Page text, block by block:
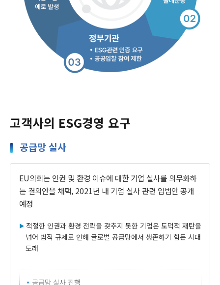
고객사의 ESG경영 요구
공급망 실사
EU의회는 인권 및 환경 이슈에 대한 기업 실사를 의무화하
는 결의안을 채택, 2021년 내 기업 실사 관련 입법안 공개
예정
적절한 인권과 환경 전략을 갖추지 못한 기업은 도덕적 재탄을
넘어 법적 규제로 인해 글로벌 공급망에서 생존하기 힘든 시대
도래
공급망 실사 진행